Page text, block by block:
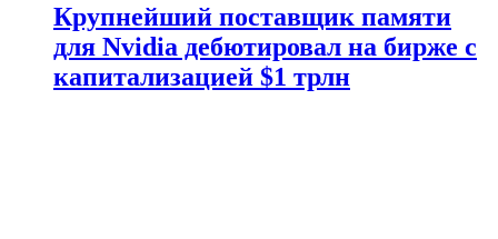
Крупнейший поставщик памяти
для Nvidia дебютировал на бирже с
капитализацией $1 трлн